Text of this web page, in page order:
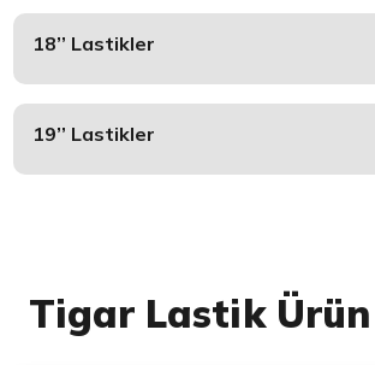
18’’ Lastikler
19’’ Lastikler
Tigar Lastik